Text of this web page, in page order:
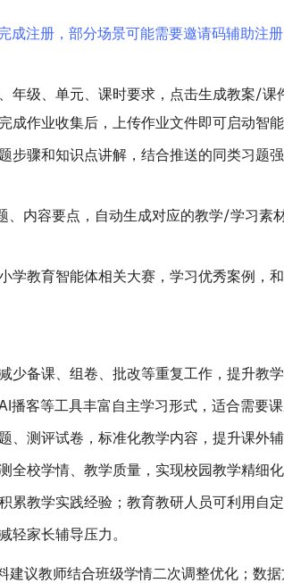
注册，部分场景可能需要邀请码辅助注
级、单元、课时要求，点击生成教案/
作业收集后，上传作业文件即可启动智
步骤和知识点讲解，结合推送的同类习题
、内容要点，自动生成对应的教学/学习
教育智能体相关大赛，学习优秀案例，
备课、组卷、批改等重复工作，提升教
客等工具丰富自主学习形式，适合需要课
测评试卷，标准化教学内容，提升课外辅
全校学情、教学质量，实现校园教学精细化
教学实践经验；教育教研人员可利用自
轻家长辅导压力。
议教师结合班级学情二次调整优化；数